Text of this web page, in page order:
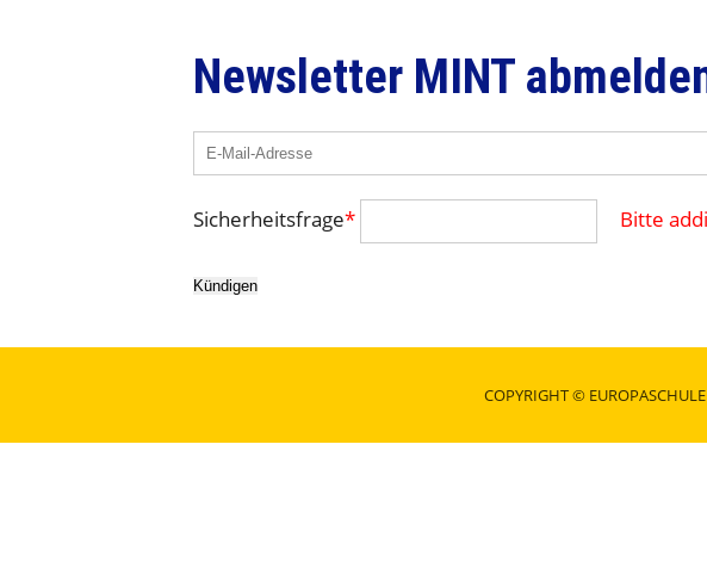
Newsletter MINT
Sicherheitsfrage* Bitte
Kündigen
COPYRIGHT ©